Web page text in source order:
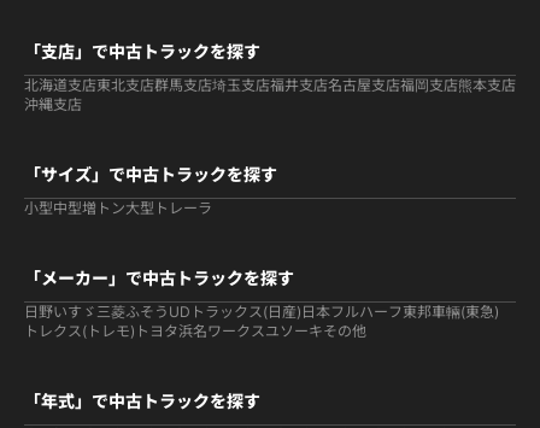
「支店」で中古トラックを探す
北海道支店東北支店群馬支店埼玉支店福井支店名古屋支店福岡支店熊本支店
沖縄支店
「サイズ」で中古トラックを探す
小型中型増トン大型 トレーラ
「メーカー」で中古トラックを探す
日野いすゞ 三菱ふそう UDトラックス(日産) 日本フルハーフ 東邦車輛(東急)
トレクス(トレモ) トヨタ浜名ワークスユソーキその他
「年式」で中古トラックを探す